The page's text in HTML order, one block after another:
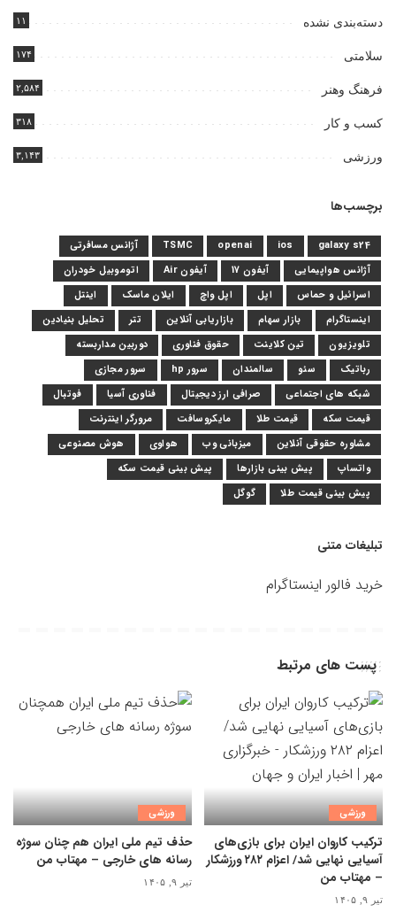
دسته‌بندی نشده ۱۱
سلامتی ۱۷۴
فرهنگ وهنر ۲,۵۸۴
کسب و کار ۳۱۸
ورزشی ۳,۱۴۳
برچسب‌ها
galaxy s24
ios
openai
TSMC
آژانس مسافرتی
آژانس هواپیمایی
آیفون 17 آیفون Air
اتوموبیل خودران
اسرائیل و حماس
اپل اپل واچ ایلان ماسک
اینتل
اینستاگرام
بازار سهام بازاریابی آنلاین تتر
تحلیل بنیادین
تلویزیون
تین کلاینت حقوق فناوری
دوربین مداربسته
رباتیک
سئو سالمندان سرور hp
سرور مجازی
شبکه های اجتماعی
صرافی ارز دیجیتال فناوری آسیا
فوتبال
قیمت سکه
قیمت طلا مایکروسافت
مرورگر اینترنت
مشاوره حقوقی آنلاین
میزبانی وب هواوی
هوش مصنوعی
واتساپ
پیش بینی بازارها
پیش بینی قیمت سکه
پیش بینی قیمت طلا
گوگل
تبلیغات متنی
خرید فالور اینستاگرام
پست های مرتبط
ورزشی
ترکیب کاروان ایران برای بازی‌های
آسیایی نهایی شد/ اعزام ۲۸۲ ورزشکار
– مهتاب من
تیر ۹, ۱۴۰۵
ورزشی
حذف تیم ملی ایران هم چنان سوژه
رسانه های خارجی – مهتاب من
تیر ۹, ۱۴۰۵